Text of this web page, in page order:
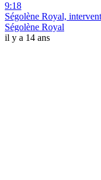
9:18
Ségolène Royal,
Ségolène Royal
il y a 14 ans